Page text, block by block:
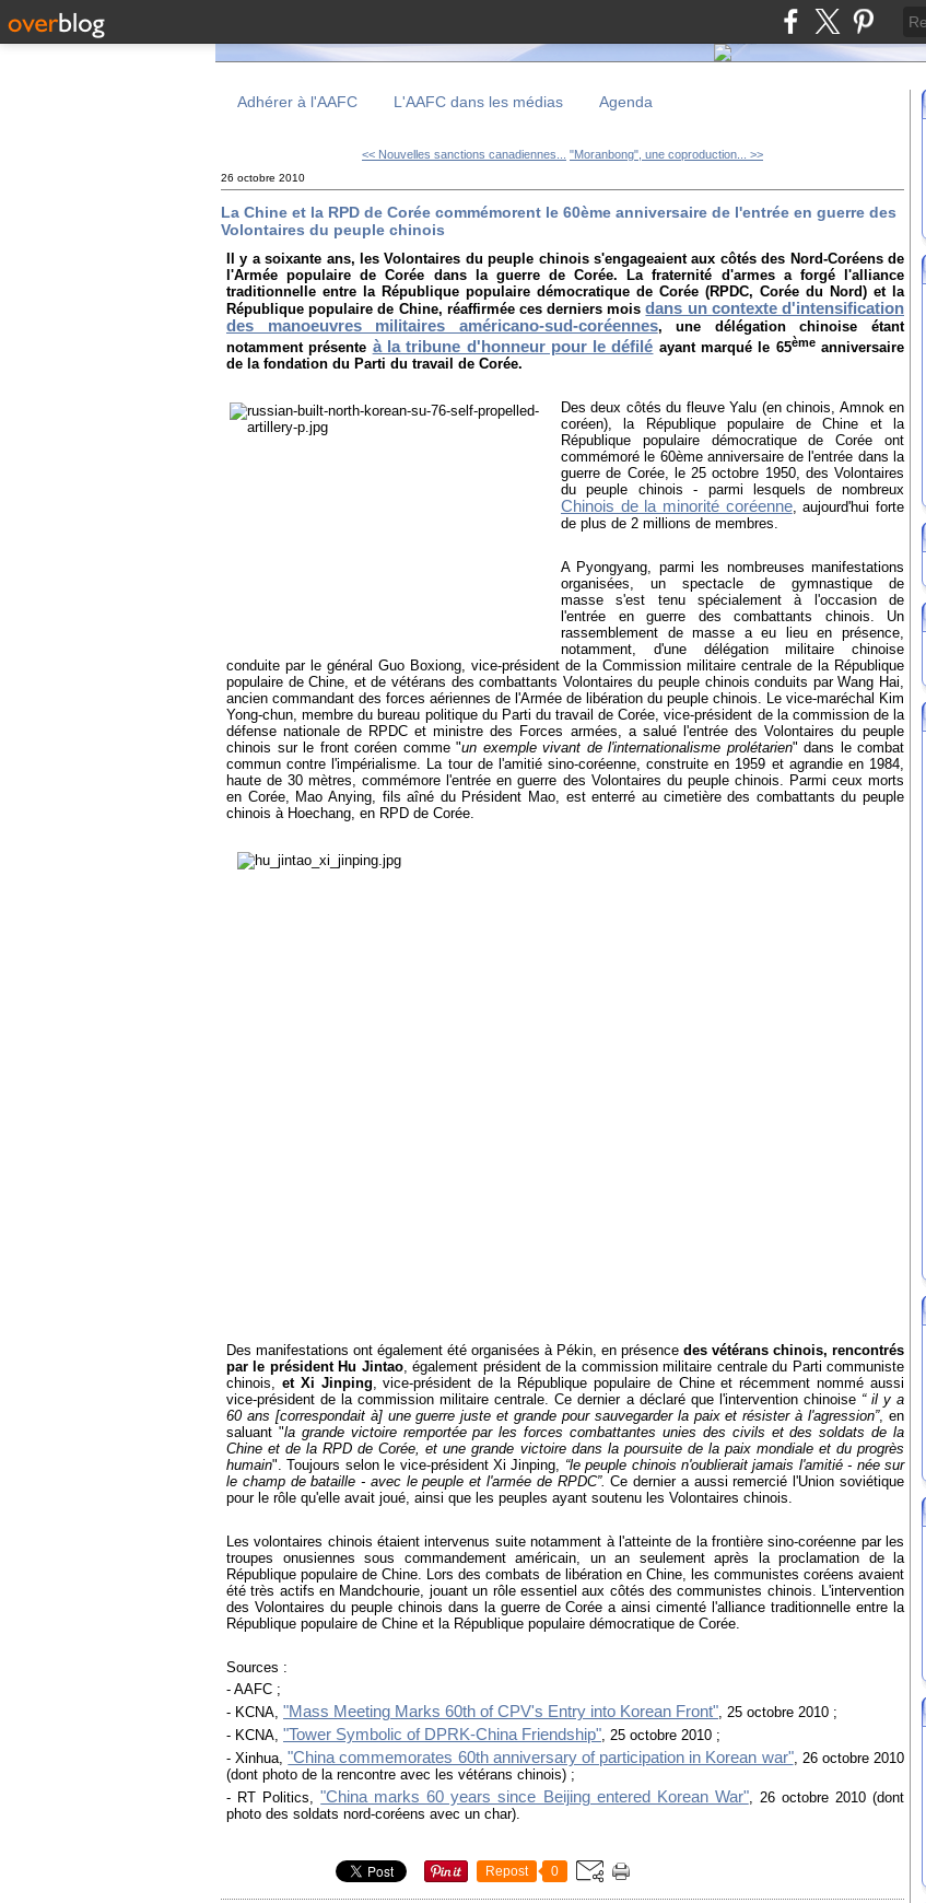
Adhérer à l'AAFC L'AAFC dans les médias Agenda
<< Nouvelles sanctions canadiennes... "Moranbong", une coproduction... >>
26 octobre 2010
La Chine et la RPD de Corée commémorent le 60ème anniversaire de l'entrée en guerre des
Volontaires du peuple chinois
Il y a soixante ans, les Volontaires du peuple chinois s'engageaient aux côtés des Nord-Coréens de
l'Armée populaire de Corée dans la guerre de Corée. La fraternité d'armes a forgé l'alliance
traditionnelle entre la République populaire démocratique de Corée (RPDC, Corée du Nord) et la
République populaire de Chine, réaffirmée ces derniers moisdans un contexte d'intensification
des manoeuvres militaires américano-sud-coréennes, une délégation chinoise étant
notamment présente à la tribune d'honneur pour le défilé ayant marqué le 65èmeanniversaire
de la fondation du Parti du travail de Corée.
Des deux côtés du fleuve Yalu (en chinois, Amnok en
coréen), la République populaire de Chine et la
République populaire démocratique de Corée ont
commémoré le 60ème anniversaire de l'entrée dans la
guerre de Corée, le 25 octobre 1950, des Volontaires
du peuple chinois - parmi lesquels de nombreux
Chinois de la minorité coréenne, aujourd'hui forte
de plus de 2 millions de membres.
A Pyongyang, parmi les nombreuses manifestations
organisées, un spectacle de gymnastique de
masse s'est tenu spécialement à l'occasion de
l'entrée en guerre des combattants chinois. Un
rassemblement de masse a eu lieu en présence,
notamment, d'une délégation militaire chinoise
conduite par le général Guo Boxiong, vice-président de la Commission militaire centrale de la République
populaire de Chine, et de vétérans des combattants Volontaires du peuple chinois conduits par Wang Hai,
ancien commandant des forces aériennes de l'Armée de libération du peuple chinois. Le vice-maréchal Kim
Yong-chun, membre du bureau politique du Parti du travail de Corée, vice-président de la commission de la
défense nationale de RPDC et ministre des Forces armées, a salué l'entrée des Volontaires du peuple
chinois sur le front coréen comme "un exemple vivant de l'internationalisme prolétarien" dans le combat
commun contre l'impérialisme. La tour de l'amitié sino-coréenne, construite en 1959 et agrandie en 1984,
haute de 30 mètres, commémore l'entrée en guerre des Volontaires du peuple chinois. Parmi ceux morts
en Corée, Mao Anying, fils aîné du Président Mao, est enterré au cimetière des combattants du peuple
chinois à Hoechang, en RPD de Corée.
Des manifestations ont également été organisées à Pékin, en présence des vétérans chinois, rencontrés
par le président Hu Jintao, également président de la commission militaire centrale du Parti communiste
chinois, et Xi Jinping , vice-président de la République populaire de Chine et récemment nommé aussi
vice-président de la commission militaire centrale. Ce dernier a déclaré que l'intervention chinoise “ il y a
60 ans [correspondait à] une guerre juste et grande pour sauvegarder la paix et résister à l'agression”, en
saluant "la grande victoire remportée par les forces combattantes unies des civils et des soldats de la
Chine et de la RPD de Corée, et une grande victoire dans la poursuite de la paix mondiale et du progrès
humain". Toujours selon le vice-président Xi Jinping, “le peuple chinois n'oublierait jamais l'amitié - née sur
le champ de bataille - avec le peuple et l'armée de RPDC”. Ce dernier a aussi remercié l'Union soviétique
pour le rôle qu'elle avait joué, ainsi que les peuples ayant soutenu les Volontaires chinois.
Les volontaires chinois étaient intervenus suite notamment à l'atteinte de la frontière sino-coréenne par les
troupes onusiennes sous commandement américain, un an seulement après la proclamation de la
République populaire de Chine. Lors des combats de libération en Chine, les communistes coréens avaient
été très actifs en Mandchourie, jouant un rôle essentiel aux côtés des communistes chinois. L'intervention
des Volontaires du peuple chinois dans la guerre de Corée a ainsi cimenté l'alliance traditionnelle entre la
République populaire de Chine et la République populaire démocratique de Corée.
Sources :
- AAFC ;
- KCNA, "Mass Meeting Marks 60th of CPV's Entry into Korean Front" , 25 octobre 2010 ;
- KCNA, "Tower Symbolic of DPRK-China Friendship" , 25 octobre 2010 ;
- Xinhua,"China commemorates 60th anniversary of participation in Korean war", 26 octobre 2010
(dont photo de la rencontre avec les vétérans chinois) ;
- RT Politics,"China marks 60 years since Beijing entered Korean War", 26 octobre 2010 (dont
photo des soldats nord-coréens avec un char).
Repost 0